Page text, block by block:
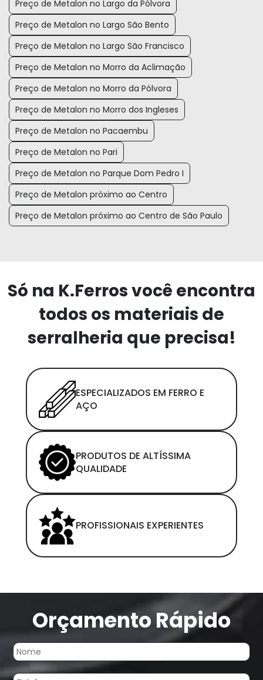
Preço de Metalon no Largo da Pólvora
Preço de Metalon no Largo São Bento
Preço de Metalon no Largo São Francisco
Preço de Metalon no Morro da Aclimação
Preço de Metalon no Morro da Pólvora
Preço de Metalon no Morro dos Ingleses
Preço de Metalon no Pacaembu
Preço de Metalon no Pari
Preço de Metalon no Parque Dom Pedro I
Preço de Metalon próximo ao Centro
Preço de Metalon próximo ao Centro de São Paulo
Só na K.Ferros você encontra
todos os materiais de
serralheria que precisa!
ESPECIALIZADOS EM FERRO E
AÇO
PRODUTOS DE ALTÍSSIMA
QUALIDADE
PROFISSIONAIS EXPERIENTES
Orçamento Rápido